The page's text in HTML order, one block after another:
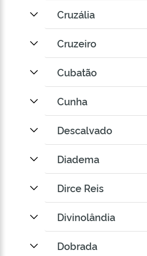
Cruzália
Cruzeiro
Cubatão
Cunha
Descalvado
Diadema
Dirce Reis
Divinolândia
Dobrada